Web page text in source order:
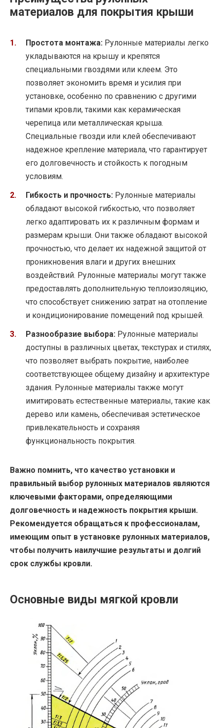
материалов для покрытия крыши
Простота монтажа: Рулонные материалы легко
укладываются на крышу и крепятся
специальными гвоздями или клеем. Это
позволяет экономить время и усилия при
установке, особенно по сравнению с другими
типами кровли, такими как керамическая
черепица или металлическая крыша.
Специальные гвозди или клей обеспечивают
надежное крепление материала, что гарантирует
его долговечность и стойкость к погодным
условиям.
Гибкость и прочность: Рулонные материалы
обладают высокой гибкостью, что позволяет
легко адаптировать их к различным формам и
размерам крыши. Они также обладают высокой
прочностью, что делает их надежной защитой от
проникновения влаги и других внешних
воздействий. Рулонные материалы могут также
предоставлять дополнительную теплоизоляцию,
что способствует снижению затрат на отопление
и кондиционирование помещений под крышей.
Разнообразие выбора: Рулонные материалы
доступны в различных цветах, текстурах и стилях,
что позволяет выбрать покрытие, наиболее
соответствующее общему дизайну и архитектуре
здания. Рулонные материалы также могут
имитировать естественные материалы, такие как
дерево или камень, обеспечивая эстетическое
привлекательность и сохраняя
функциональность покрытия.
Важно помнить, что качество установки и
правильный выбор рулонных материалов являются
ключевыми факторами, определяющими
долговечность и надежность покрытия крыши.
Рекомендуется обращаться к профессионалам,
имеющим опыт в установке рулонных материалов,
чтобы получить наилучшие результаты и долгий
срок службы кровли.
Основные виды мягкой кровли